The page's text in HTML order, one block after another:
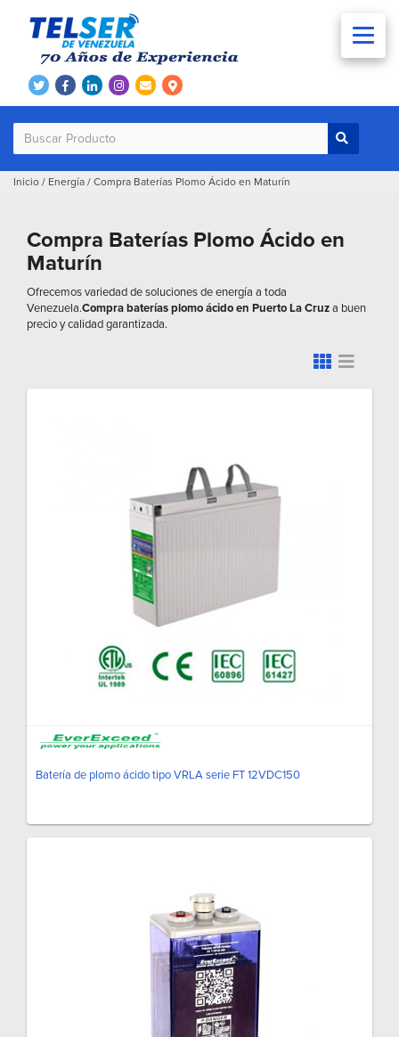
Inicio / Energía / Compra Baterías Plomo Ácido en Maturín
Compra Baterías Plomo Ácido en
Maturín
Ofrecemos variedad de soluciones de energía a toda
Venezuela.Compra baterías plomo ácido en Puerto La Cruza buen
precio y calidad garantizada.
Batería de plomo ácido tipo VRLA serie FT 12VDC150